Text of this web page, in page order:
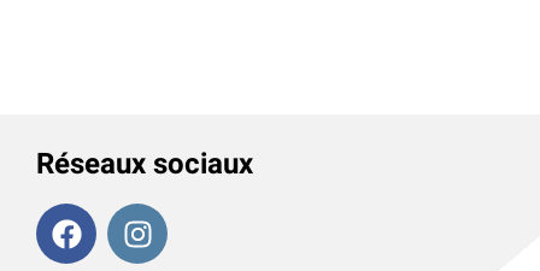
Réseaux sociaux